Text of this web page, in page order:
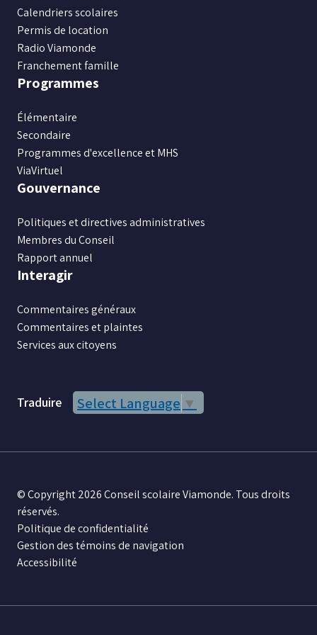
FacebookInstagramYoutube
Calendriers scolaires
Permis de location
Radio Viamonde
Franchement famille
Programmes
Élémentaire
Secondaire
Programmes d'excellence et MHS
ViaVirtuel
Gouvernance
Politiques et directives administratives
Membres du Conseil
Rapport annuel
Interagir
Commentaires généraux
Commentaires et plaintes
Services aux citoyens
Traduire Select Language ▼
© Copyright 2026 Conseil scolaire Viamonde. Tous droits
réservés.
Politique de confidentialité
Gestion des témoins de navigation
Accessibilité